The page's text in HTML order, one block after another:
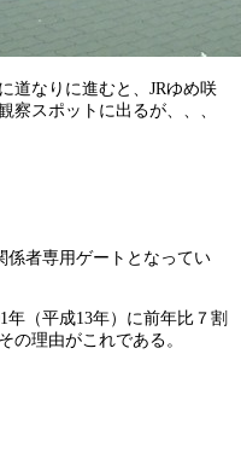
道なりに進むと、JRゆめ咲
察スポットに出るが、、、
係者専用ゲートとなってい
年（平成13年）に前年比７割
の理由がこれである。